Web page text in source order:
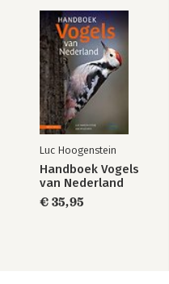
Luc Hoogenstein
Handboek Vogels
van Nederland
€ 35,95